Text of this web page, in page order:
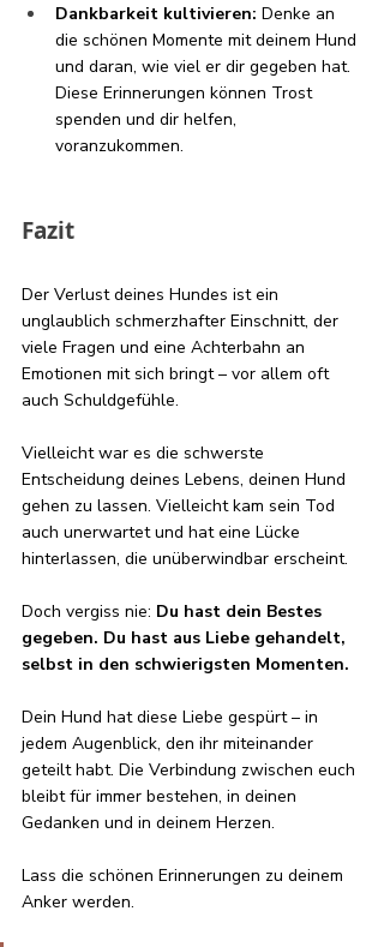
Dankbarkeit kultivieren: Denke an
die schönen Momente mit deinem Hund
und daran, wie viel er dir gegeben hat.
Diese Erinnerungen können Trost
spenden und dir helfen,
voranzukommen.
Fazit
Der Verlust deines Hundes ist ein
unglaublich schmerzhafter Einschnitt, der
viele Fragen und eine Achterbahn an
Emotionen mit sich bringt – vor allem oft
auch Schuldgefühle.
Vielleicht war es die schwerste
Entscheidung deines Lebens, deinen Hund
gehen zu lassen. Vielleicht kam sein Tod
auch unerwartet und hat eine Lücke
hinterlassen, die unüberwindbar erscheint.
Doch vergiss nie: Du hast dein Bestes
gegeben. Du hast aus Liebe gehandelt,
selbst in den schwierigsten Momenten.
Dein Hund hat diese Liebe gespürt – in
jedem Augenblick, den ihr miteinander
geteilt habt. Die Verbindung zwischen euch
bleibt für immer bestehen, in deinen
Gedanken und in deinem Herzen.
Lass die schönen Erinnerungen zu deinem
Anker werden.